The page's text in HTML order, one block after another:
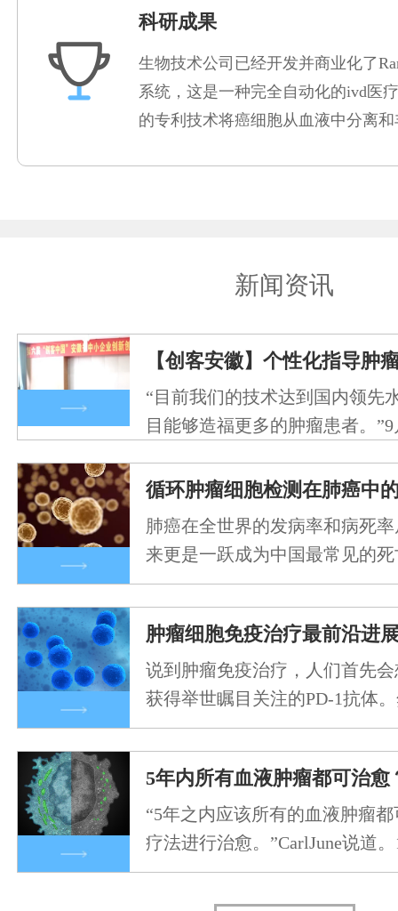
科研成果
生物技术公司已经开发并商业化了
系统，这是一种完全自动化的ivd医
的专利技术将癌细胞从血液中分离
新闻资讯
【创客安徽】个性化指导肿
“目前我们的技术达到国内领先
目能够造福更多的肿瘤患者。
循环肿瘤细胞检测在肺癌中
肺癌在全世界的发病率和病死
来更是一跃成为中国最常见的
乏理想的早期诊断…
肿瘤细胞免疫治疗最前沿进
说到肿瘤免疫治疗，人们首先
获得举世瞩目关注的PD-1抗体
疗在实体瘤领…
“5年之内应该所有的血液肿瘤
疗法进行治愈。”CarlJune说道